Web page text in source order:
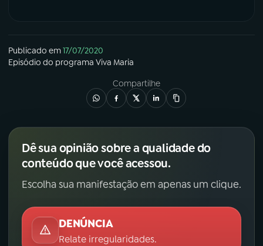
Publicado em17/07/2020
Episódio do programa Viva Maria
Compartilhe
Dê sua opinião sobre a qualidade do
conteúdo que você acessou.
Escolha sua manifestação em apenas um clique.
DENÚNCIA
Relate irregularidades.